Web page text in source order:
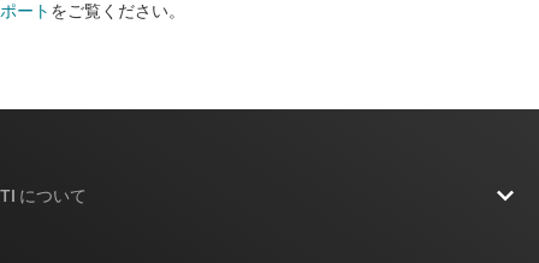
ポート をご覧ください。​​​​​​​​​​​​​​
TI について